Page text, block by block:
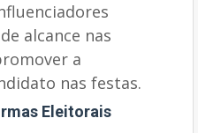
alcance nas
a
nas festas.
Eleitorais